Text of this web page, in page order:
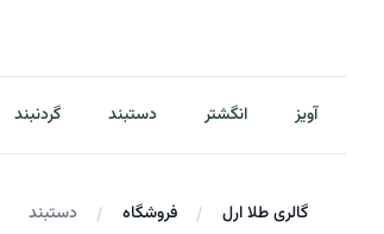
آویز انگشتر دستبند گردنبند
دستبند فروشگاه گالری طلا ارل